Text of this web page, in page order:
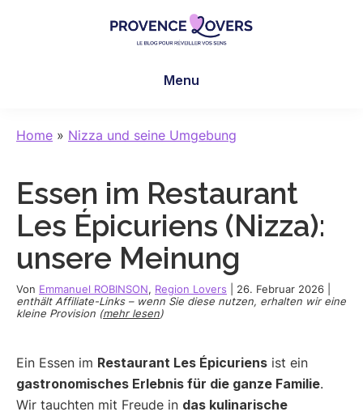
in
zu
wecken
-
Le
de
Claire
Manu
Menu
Home » Nizza und seine Umgebung
Essen im Restaurant
Les Épicuriens (Nizza):
unsere Meinung
Von Emmanuel ROBINSON, Region Lovers 26. Februar 2026
enthält Affiliate-Links – wenn Sie diese nutzen, erhalten wir eine
kleine Provision (mehr lesen)
Ein Essen im Restaurant Les Épicuriens ist ein
gastronomisches Erlebnis für die ganze Familie.
Wir tauchten mit Freude in das kulinarische